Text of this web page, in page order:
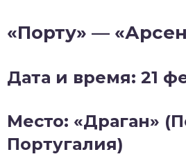
«Порту» —
Дата и время: 21
Место: «Драган»
Португалия)